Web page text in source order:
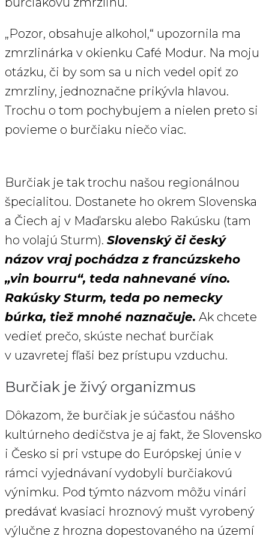
„Pozor, obsahuje alkohol,“ upozornila ma
zmrzlinárka v okienku Café Modur. Na moju
otázku, či by som sa u nich vedel opiť zo
zmrzliny, jednoznačne prikývla hlavou.
Trochu o tom pochybujem a nielen preto si
povieme o burčiaku niečo viac.
Burčiak je tak trochu našou regionálnou
špecialitou. Dostanete ho okrem Slovenska
a Čiech aj v Maďarsku alebo Rakúsku (tam
ho volajú Sturm). Slovenský či český
názov vraj pochádza z francúzskeho
„vin bourru“, teda nahnevané víno.
Rakúsky Sturm, teda po nemecky
búrka, tiež mnohé naznačuje. Ak chcete
vedieť prečo, skúste nechať burčiak
v uzavretej fľaši bez prístupu vzduchu.
Burčiak je živý organizmus
Dôkazom, že burčiak je súčasťou nášho
kultúrneho dedičstva je aj fakt, že Slovensko
i Česko si pri vstupe do Európskej únie v
rámci vyjednávaní vydobyli burčiakovú
výnimku. Pod týmto názvom môžu vinári
predávať kvasiaci hroznový mušt vyrobený
výlučne z hrozna dopestovaného na území